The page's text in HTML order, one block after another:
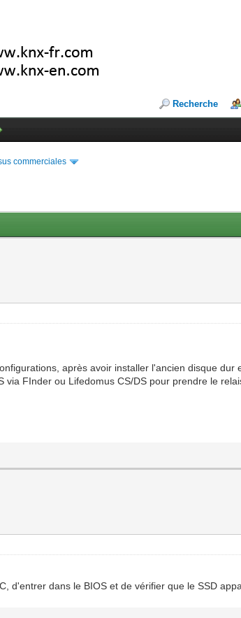
Recherche
commerciales
après avoir installer l'ancien disque
FInder ou Lifedomus CS/DS pour prendre le
d'entrer dans le BIOS et de vérifier que le SSD